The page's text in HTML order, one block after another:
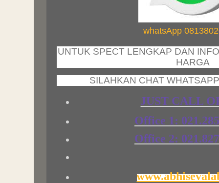
whatsApp
UNTUK SPECT LENGKAP DAN
HARGA
SILAHKAN CHAT
JUST CALL
Office 1:
Office 2: